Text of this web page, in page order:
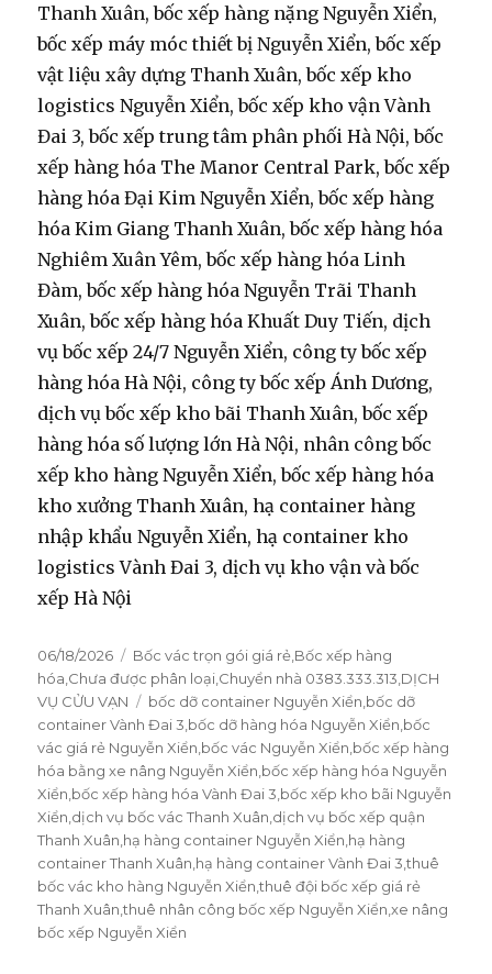
Thanh Xuân, bốc xếp hàng nặng Nguyễn Xiển,
bốc xếp máy móc thiết bị Nguyễn Xiển, bốc xếp
vật liệu xây dựng Thanh Xuân, bốc xếp kho
logistics Nguyễn Xiển, bốc xếp kho vận Vành
Đai 3, bốc xếp trung tâm phân phối Hà Nội, bốc
xếp hàng hóa The Manor Central Park, bốc xếp
hàng hóa Đại Kim Nguyễn Xiển, bốc xếp hàng
hóa Kim Giang Thanh Xuân, bốc xếp hàng hóa
Nghiêm Xuân Yêm, bốc xếp hàng hóa Linh
Đàm, bốc xếp hàng hóa Nguyễn Trãi Thanh
Xuân, bốc xếp hàng hóa Khuất Duy Tiến, dịch
vụ bốc xếp 24/7 Nguyễn Xiển, công ty bốc xếp
hàng hóa Hà Nội, công ty bốc xếp Ánh Dương,
dịch vụ bốc xếp kho bãi Thanh Xuân, bốc xếp
hàng hóa số lượng lớn Hà Nội, nhân công bốc
xếp kho hàng Nguyễn Xiển, bốc xếp hàng hóa
kho xưởng Thanh Xuân, hạ container hàng
nhập khẩu Nguyễn Xiển, hạ container kho
logistics Vành Đai 3, dịch vụ kho vận và bốc
xếp Hà Nội
Đăng
vào
ngày
06/18/2026
Danh
mục
Bốc vác trọn gói giá rẻ Bốc xếp hàng
hóa Chưa được phân loại Chuyển nhà 0383.333.313 DỊCH
VỤ CỬU VẠN
Thẻ
bốc dỡ container Nguyễn Xiển bốc dỡ
container Vành Đai 3 bốc dỡ hàng hóa Nguyễn Xiển bốc
vác giá rẻ Nguyễn Xiển bốc vác Nguyễn Xiển bốc xếp hàng
hóa bằng xe nâng Nguyễn Xiển bốc xếp hàng hóa Nguyễn
Xiển bốc xếp hàng hóa Vành Đai 3 bốc xếp kho bãi Nguyễn
Xiển dịch vụ bốc vác Thanh Xuân dịch vụ bốc xếp quận
Thanh Xuân hạ hàng container Nguyễn Xiển hạ hàng
container Thanh Xuân hạ hàng container Vành Đai 3 ,thuê
bốc vác kho hàng Nguyễn Xiển ,thuê đội bốc xếp giá rẻ
Thanh Xuân ,thuê nhân công bốc xếp Nguyễn Xiển ,xe nâng
bốc xếp Nguyễn Xiển